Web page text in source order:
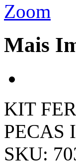
Zoom
Mais
KIT
PECAS
SKU: